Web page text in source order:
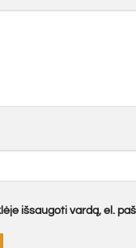
išsaugoti vardą, el.